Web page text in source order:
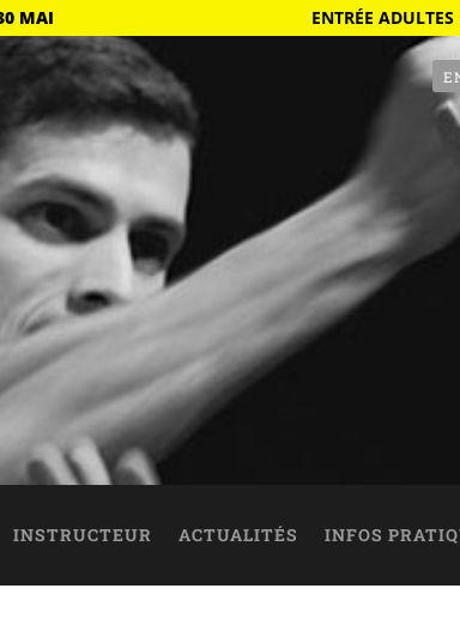
MAI ENTRÉE ADULTES
INSTRUCTEUR ACTUALITÉS INFOS